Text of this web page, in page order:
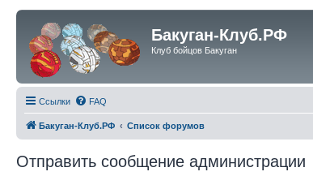
Бакуган-Клуб.РФ
Клуб бойцов Бакуган
Ссылки FAQ
Бакуган-Клуб.РФ Список форумов
Отправить сообщение администрации